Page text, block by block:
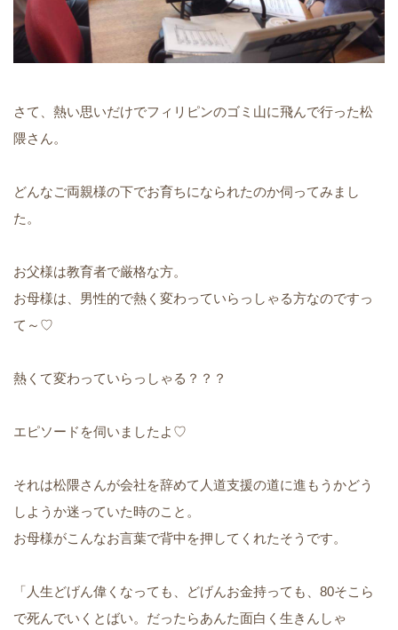
さて、熱い思いだけでフィリピンのゴミ山に飛んで行った松
隈さん。
どんなご両親様の下でお育ちになられたのか伺ってみまし
た。
お父様は教育者で厳格な方。
お母様は、男性的で熱く変わっていらっしゃる方なのですっ
て～♡
熱くて変わっていらっしゃる？？？
エピソードを伺いましたよ♡
それは松隈さんが会社を辞めて人道支援の道に進もうかどう
しようか迷っていた時のこと。
お母様がこんなお言葉で背中を押してくれたそうです。
「人生どげん偉くなっても、どげんお金持っても、80そこら
で死んでいくとばい。だったらあんた面白く生きんしゃ